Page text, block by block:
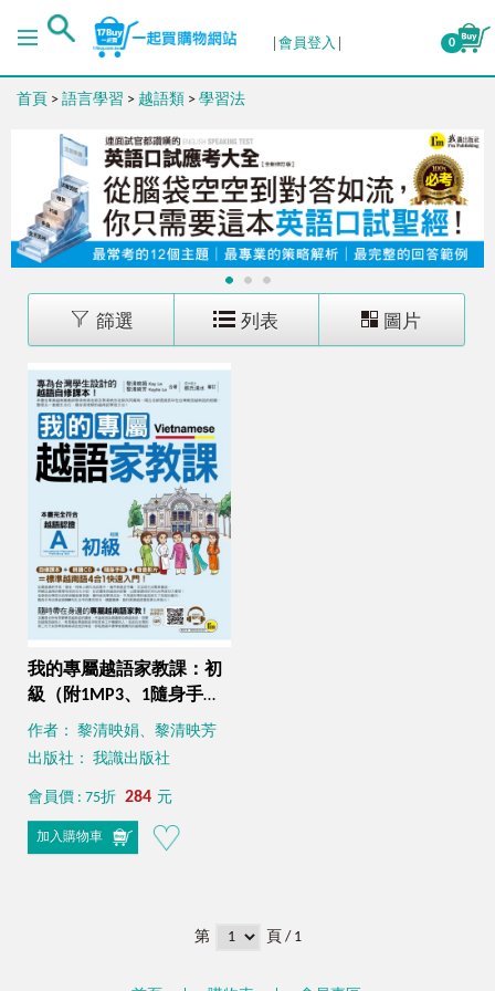
排序
出版日期 (舊→新)
銷售量 (高→低)
銷售量 (低→高)
會員登入 0
首頁 > 語言學習 > 越語類 > 學習法
1 2 3
篩選 列表 圖片
我的專屬越語家教課：初
級（附1MP3、1隨身手
冊）
作者： 黎清映娟、黎清映芳
出版社： 我識出版社
會員價 : 75折 284 元
加入購物車
第 頁 / 1